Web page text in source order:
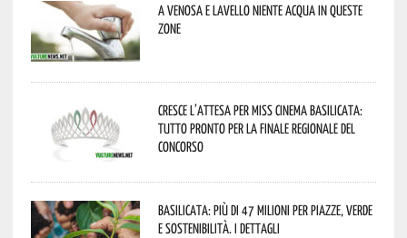
A Venosa e Lavello niente acqua in queste
zone
Cresce l’attesa per Miss Cinema Basilicata:
tutto pronto per la finale regionale del
concorso
Basilicata: più di 47 milioni per piazze, verde
e sostenibilità. I dettagli